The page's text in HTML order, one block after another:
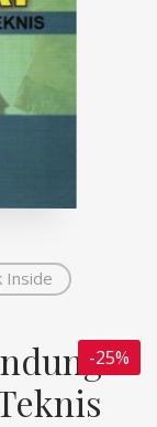
Inside
-25%